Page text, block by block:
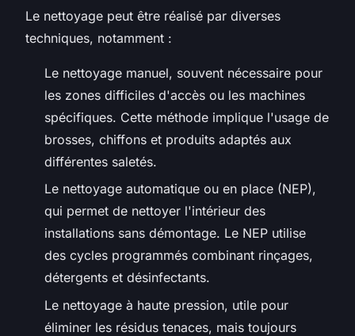
Le nettoyage peut être réalisé par diverses
techniques, notamment :
Le nettoyage manuel, souvent nécessaire pour
les zones difficiles d'accès ou les machines
spécifiques. Cette méthode implique l'usage de
brosses, chiffons et produits adaptés aux
différentes saletés.
Le nettoyage automatique ou en place (NEP),
qui permet de nettoyer l'intérieur des
installations sans démontage. Le NEP utilise
des cycles programmés combinant rinçages,
détergents et désinfectants.
Le nettoyage à haute pression, utile pour
éliminer les résidus tenaces, mais toujours